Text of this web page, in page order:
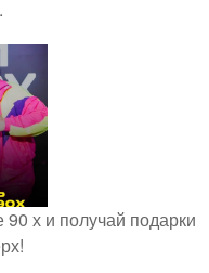
х и получай подарки